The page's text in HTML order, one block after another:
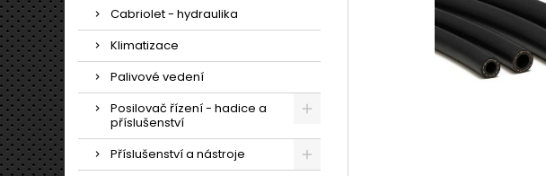
Cabriolet - hydraulika
Klimatizace
Palivové vedení
Posilovač řízení - hadice a
příslušenství
Příslušenství a nástroje